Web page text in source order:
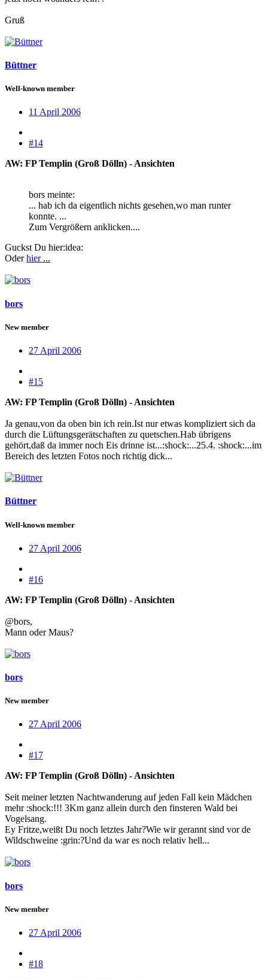
Gruß
Büttner
Well-known member
11 April 2006
#14
AW: FP Templin (Groß Dölln) - Ansichten
bors meinte:
... hab ich da eigentlich nichts gesehen,wo man runter
konnte. ...
Zum Vergrößern anklicken....
Guckst Du hier:idea:
Oderhier ...
bors
New member
27 April 2006
#15
AW: FP Templin (Groß Dölln) - Ansichten
Ja genau,von da oben bin ich rein.Ist nur etwas kompliziert sich da
durch die Lüftungsgerätschaften zu quetschen.Hab übrigens
gehört,daß da immer noch Eis drinne ist...:shock:...25.4. :shock:...im
Bereich des letzten Fotos noch richtig dick...
Büttner
Well-known member
27 April 2006
#16
AW: FP Templin (Groß Dölln) - Ansichten
@bors,
Mann oder Maus?
bors
New member
27 April 2006
#17
AW: FP Templin (Groß Dölln) - Ansichten
Seit meiner letzten Nachtwanderung auf jeden Fall kein Mädchen
mehr :shock:!!! 3Km ganz allein durch den finsteren Wald bei
Vogelsang.
Ey Fritze,weißt Du noch letztes Jahr?Wie wir gerannt sind vor de
Wildschweine :grin:?Und da war es noch relativ hell...
bors
New member
27 April 2006
#18